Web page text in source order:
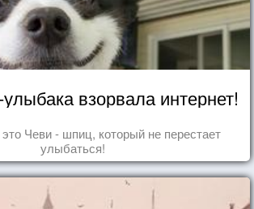
взорвала интернет!
Чеви - шпиц, который не перестает
улыбаться!